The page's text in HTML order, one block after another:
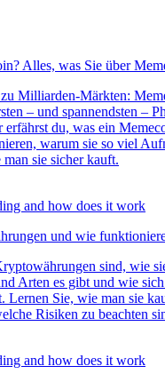
Alles, was Sie über
Milliarden-Märkten:
– und spannendsten –
du, was ein
warum sie so viel
sie sicher kauft.
und wie
sind, wie
Arten es gibt und wie
Lernen Sie, wie man sie
Risiken zu beachten